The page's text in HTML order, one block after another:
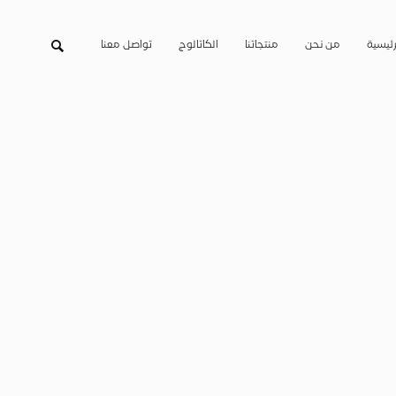
من نحن منتجاتنا الكاتالوج تواصل معنا